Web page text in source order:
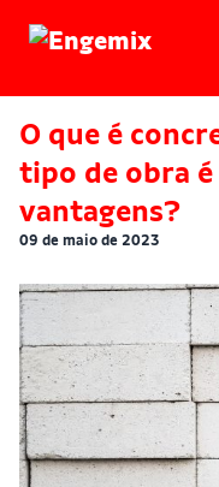
Engemix
O que é
tipo de obra é
vantagens?
09 de maio de 2023